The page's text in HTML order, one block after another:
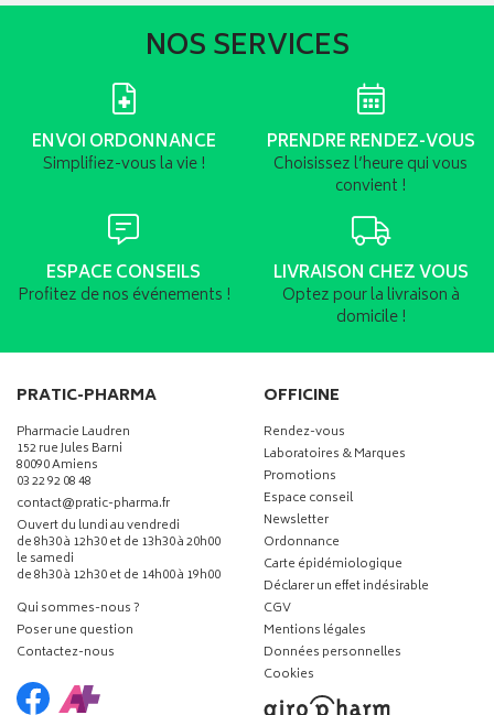
NOS SERVICES
ENVOI ORDONNANCE
Simplifiez-vous la vie !
PRENDRE RENDEZ-VOUS
Choisissez l’heure qui vous
convient !
ESPACE CONSEILS
Profitez de nos événements !
LIVRAISON CHEZ VOUS
Optez pour la livraison à
domicile !
PRATIC-PHARMA
Pharmacie Laudren
152 rue Jules Barni
80090 Amiens
03 22 92 08 48
contact-
@-
pratic-pharma.fr
Ouvert du lundi au vendredi
de 8h30 à 12h30 et de 13h30 à 20h00
le samedi
de 8h30 à 12h30 et de 14h00 à 19h00
Qui sommes-nous ?
Poser une question
Contactez-nous
OFFICINE
Rendez-vous
Laboratoires & Marques
Promotions
Espace conseil
Newsletter
Ordonnance
Carte épidémiologique
Déclarer un effet indésirable
CGV
Mentions légales
Données personnelles
Cookies